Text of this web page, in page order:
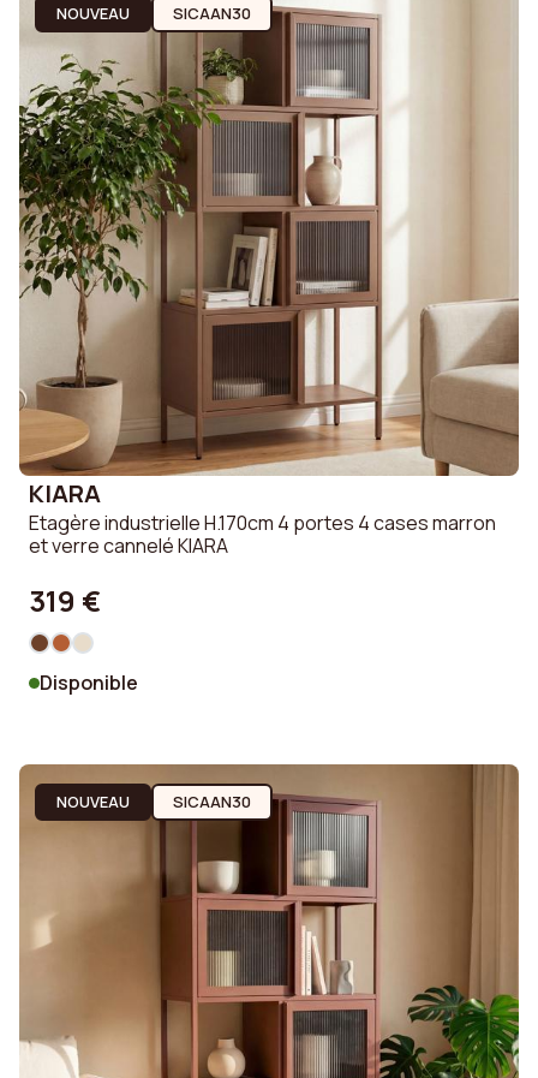
NOUVEAU SICAAN30
KIARA
Etagère industrielle H.170cm 4 portes 4 cases marron
et verre cannelé KIARA
319 €
Disponible
NOUVEAU SICAAN30